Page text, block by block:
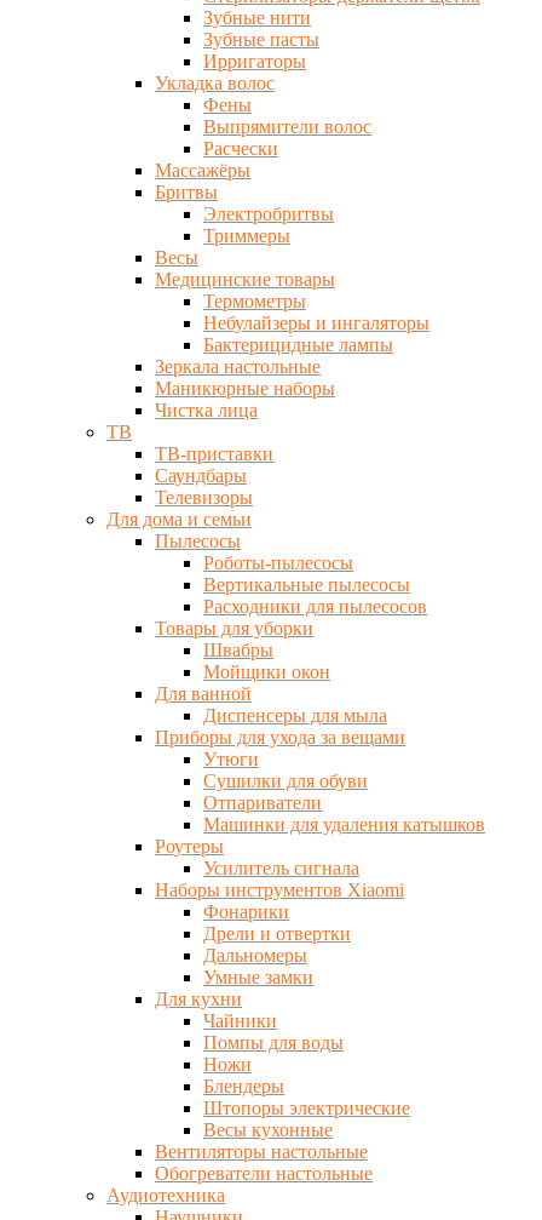
Зубные нити
Зубные пасты
Ирригаторы
Укладка волос
Фены
Выпрямители волос
Расчески
Массажёры
Бритвы
Электробритвы
Триммеры
Весы
Медицинские товары
Термометры
Небулайзеры и ингаляторы
Бактерицидные лампы
Зеркала настольные
Маникюрные наборы
Чистка лица
ТВ
ТВ-приставки
Саундбары
Телевизоры
Для дома и семьи
Пылесосы
Роботы-пылесосы
Вертикальные пылесосы
Расходники для пылесосов
Товары для уборки
Швабры
Мойщики окон
Для ванной
Диспенсеры для мыла
Приборы для ухода за вещами
Утюги
Сушилки для обуви
Отпариватели
Машинки для удаления катышков
Роутеры
Усилитель сигнала
Наборы инструментов Xiaomi
Фонарики
Дрели и отвертки
Дальномеры
Умные замки
Для кухни
Чайники
Помпы для воды
Ножи
Блендеры
Штопоры электрические
Весы кухонные
Вентиляторы настольные
Обогреватели настольные
Аудиотехника